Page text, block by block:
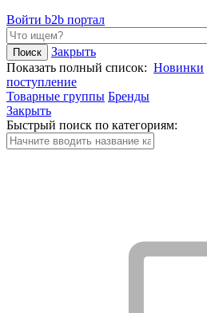
Войти b2b портал
Закрыть
Показать полный список: Новинки
поступление
Товарные группы Бренды
Закрыть
Быстрый поиск по категориям: